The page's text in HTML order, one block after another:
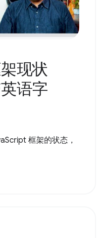
现状
语字
框架的状态，